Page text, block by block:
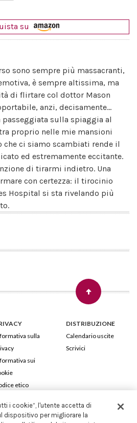
su
sono sempre più massacranti,
è sempre altissima, ma
di flirtare col dottor Mason
anzi, decisamente...
sulla spiaggia al
proprio nelle mie mansioni
che ci siamo scambiati rende il
ed estremamente eccitante.
di tirarmi indietro. Una
con certezza: il tirocinio
Hospital si sta rivelando più
sulla
sui
etico
DISTRIBUZIONE
Calendario uscite
Scrivici
S.p.A. Viale Monte Nero, 84 - 20135 Milano
i cookie”, l'utente accetta di
dispositivo per migliorare la